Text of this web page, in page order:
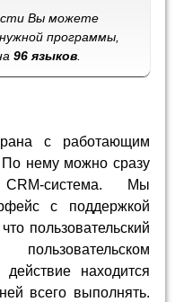
Вы можете
нужной программы,
96 языков
с работающим
нему можно сразу
система. Мы
с поддержкой
пользовательский
находится
всего выполнять.